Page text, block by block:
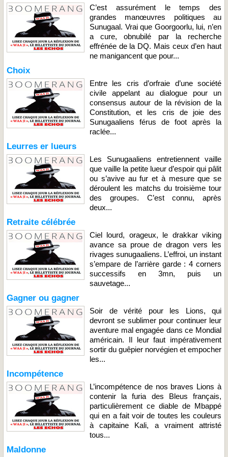
C’est assurément le temps des
grandes manœuvres politiques au
Sunugaal. Vrai que Goorgoorlu, lui, n’en
a cure, obnubilé par la recherche
effrénée de la DQ. Mais ceux d’en haut
ne manigancent que pour...
Choix
Entre les cris d’orfraie d’une société
civile appelant au dialogue pour un
consensus autour de la révision de la
Constitution, et les cris de joie des
Sunugaaliens férus de foot après la
raclée...
Leurres er lueurs
Les Sunugaaliens entretiennent vaille
que vaille la petite lueur d’espoir qui pâlit
ou s’avive au fur et à mesure que se
déroulent les matchs du troisième tour
des groupes. C’est connu, après
deux...
Retraite célébrée
Ciel lourd, orageux, le drakkar viking
avance sa proue de dragon vers les
rivages sunugaaliens. L’effroi, un instant
s’empare de l’arrière garde : 4 corners
successifs en 3mn, puis un
sauvetage...
Gagner ou gagner
Soir de vérité pour les Lions, qui
devront se sublimer pour continuer leur
aventure mal engagée dans ce Mondial
américain. Il leur faut impérativement
sortir du guêpier norvégien et empocher
les...
Incompétence
L’incompétence de nos braves Lions à
contenir la furia des Bleus français,
particulièrement ce diable de Mbappé
qui en a fait voir de toutes les couleurs
à capitaine Kali, a vraiment attristé
tous...
Maldonne